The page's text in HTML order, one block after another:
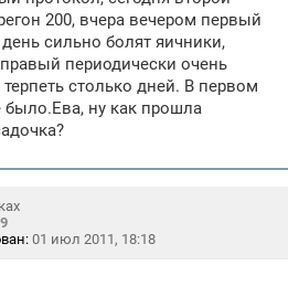
200, вчера вечером первый
сильно болят яичники,
периодически очень
столько дней. В первом
было.Ева, ну как прошла
01 июл 2011, 18:18